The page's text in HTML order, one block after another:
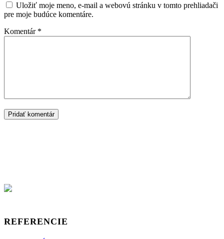
Uložiť moje meno, e-mail a webovú stránku v tomto prehliadači
pre moje budúce komentáre.
Komentár *
REFERENCIE